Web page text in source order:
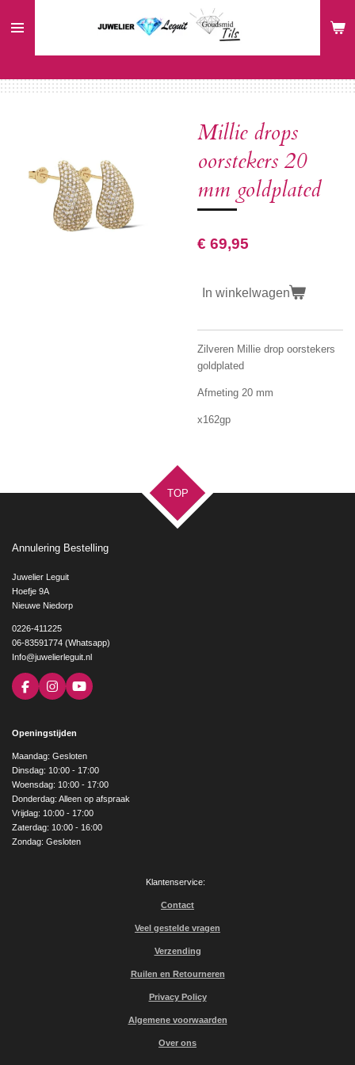
direct
hoofdinhoud
Millie drops
oorstekers 20
mm goldplated
€ 69,95
In winkelwagen
Zilveren Millie drop oorstekers
goldplated
Afmeting 20 mm
x162gp
TOP
Annulering Bestelling
Juwelier Leguit
Hoefje 9A
Nieuwe Niedorp
0226-411225
06-83591774 (Whatsapp)
Info@juwelierleguit.nl
F
a
b
o
k
I
n
a
g
r
a
m
Y
o
e
Openingstijden
Maandag: Gesloten
Dinsdag: 10:00 - 17:00
Woensdag: 10:00 - 17:00
Donderdag: Alleen op afspraak
Vrijdag: 10:00 - 17:00
Zaterdag: 10:00 - 16:00
Zondag: Gesloten
Klantenservice:
Contact
Veel gestelde vragen
Verzending
Ruilen en Retourneren
Privacy Policy
Algemene voorwaarden
Over ons